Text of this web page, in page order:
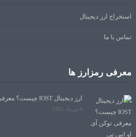
استخراج ارز دیجیتال
تماس با ما
معرفی رمزارز ها
ارز دیجیتال IOST چیست؟ معرفی توکن آی او اس تی
4 مرداد 1401